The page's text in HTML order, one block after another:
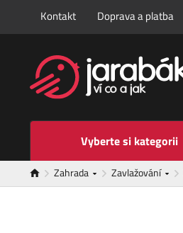
Kontakt Doprava a platba
Vyberte si kategorii
Zahrada Zavlažování